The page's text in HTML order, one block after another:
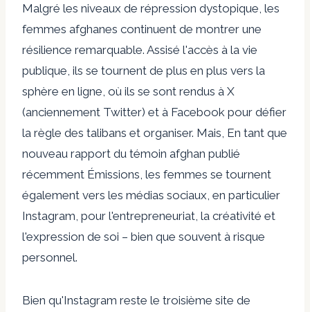
Malgré les niveaux de répression dystopique, les
femmes afghanes continuent de montrer une
résilience remarquable. Assisé l'accès à la vie
publique, ils se tournent de plus en plus vers la
sphère en ligne, où ils se sont rendus à X
(anciennement Twitter) et à Facebook pour défier
la règle des talibans et organiser. Mais, En tant que
nouveau rapport du témoin afghan publié
récemment Émissions, les femmes se tournent
également vers les médias sociaux, en particulier
Instagram, pour l'entrepreneuriat, la créativité et
l'expression de soi – bien que souvent à risque
personnel.
Bien qu'Instagram reste le troisième site de